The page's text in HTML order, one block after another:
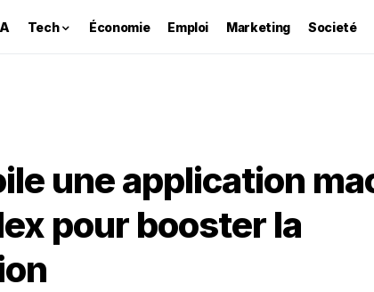
Tech Économie Emploi Marketing Societé
une application
pour booster la